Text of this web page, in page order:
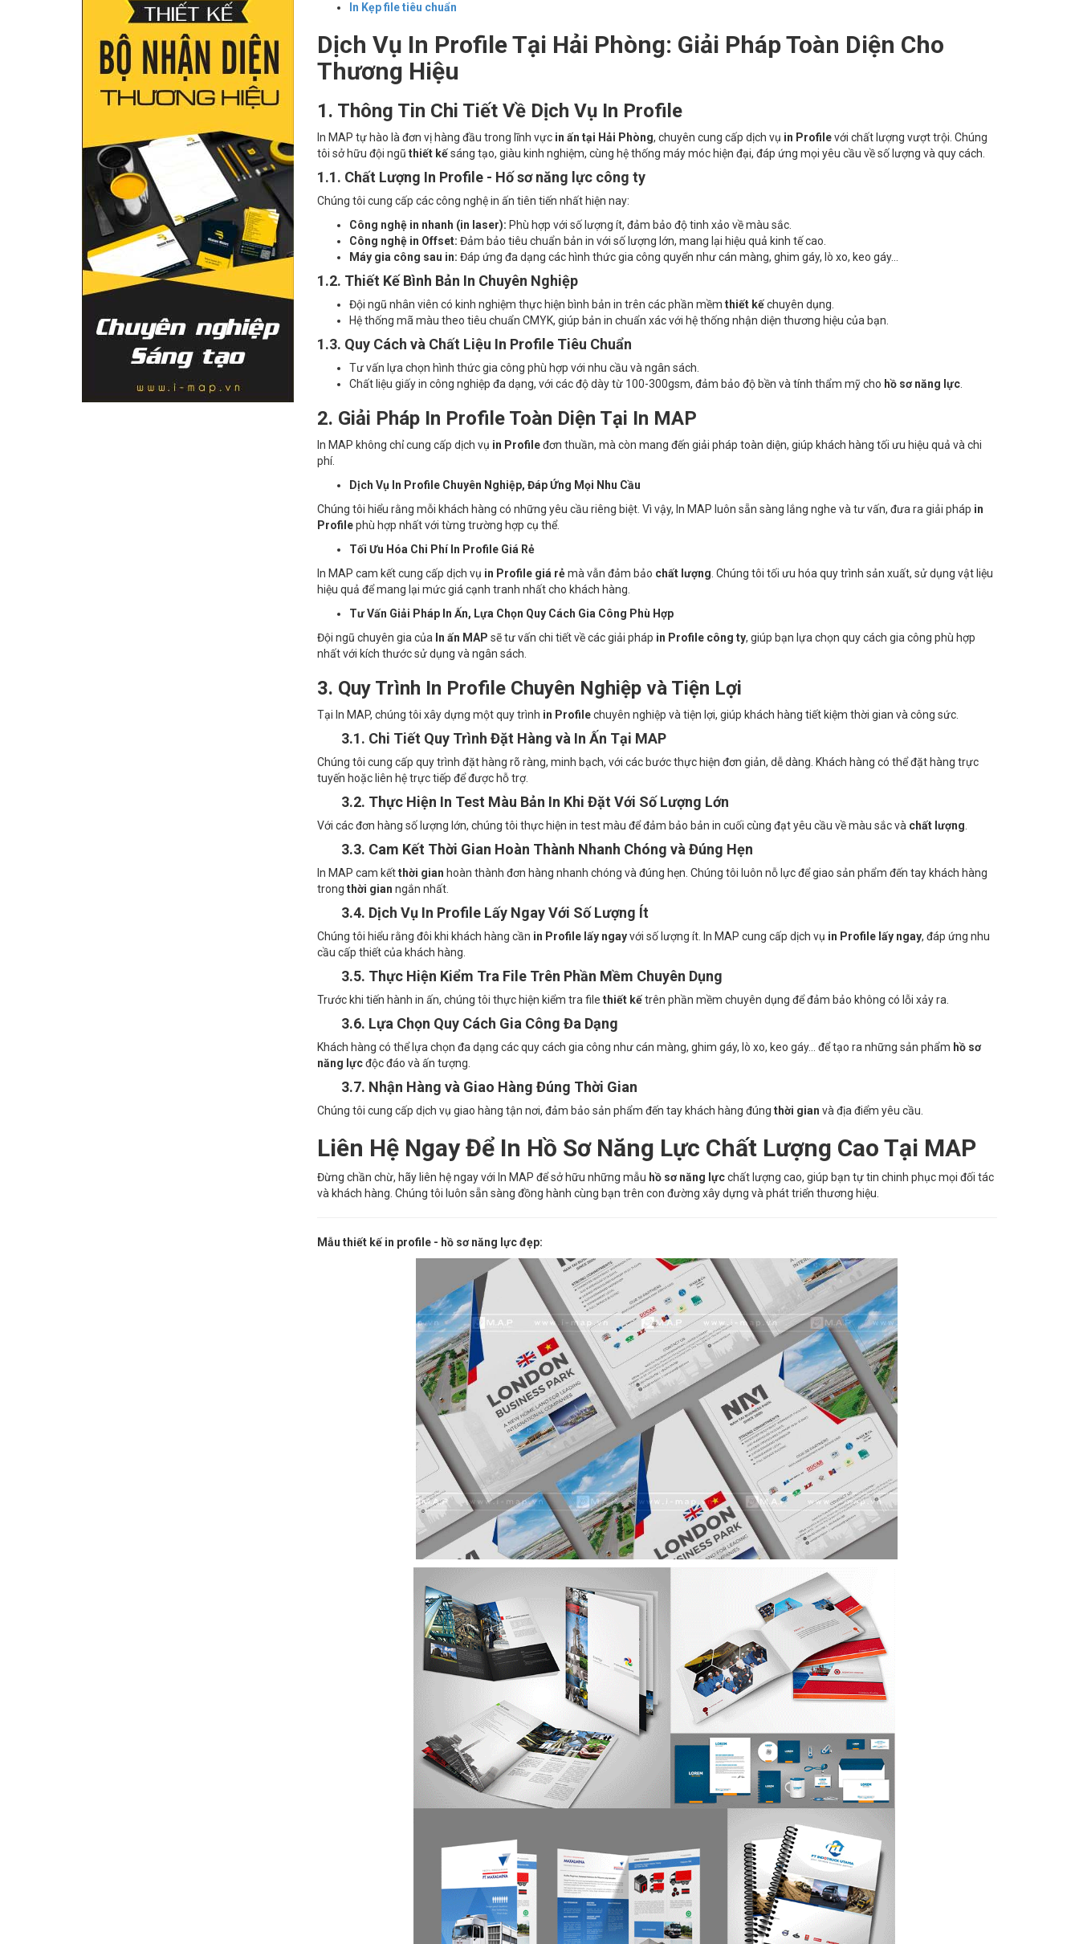
In Kẹp file tiêu chuẩn
Dịch Vụ In Profile Tại Hải Phòng: Giải Pháp Toàn Diện Cho
Thương Hiệu
1. Thông Tin Chi Tiết Về Dịch Vụ In Profile
In MAP tự hào là đơn vị hàng đầu trong lĩnh vực in ấn tại Hải Phòng, chuyên cung cấp dịch vụ in Profilevới chất lượng vượt trội. Chúng
tôi sở hữu đội ngũ thiết kếsáng tạo, giàu kinh nghiệm, cùng hệ thống máy móc hiện đại, đáp ứng mọi yêu cầu về số lượng và quy cách.
1.1. Chất Lượng In Profile - Hố sơ năng lực công ty
Chúng tôi cung cấp các công nghệ in ấn tiên tiến nhất hiện nay:
Công nghệ in nhanh (in laser): Phù hợp với số lượng ít, đảm bảo độ tinh xảo về màu sắc.
Công nghệ in Offset: Đảm bảo tiêu chuẩn bản in với số lượng lớn, mang lại hiệu quả kinh tế cao.
Máy gia công sau in: Đáp ứng đa dạng các hình thức gia công quyển như cán màng, ghim gáy, lò xo, keo gáy…
1.2. Thiết Kế Bình Bản In Chuyên Nghiệp
Đội ngũ nhân viên có kinh nghiệm thực hiện bình bản in trên các phần mềm thiết kếchuyên dụng.
Hệ thống mã màu theo tiêu chuẩn CMYK, giúp bản in chuẩn xác với hệ thống nhận diện thương hiệu của bạn.
1.3. Quy Cách và Chất Liệu In Profile Tiêu Chuẩn
Tư vấn lựa chọn hình thức gia công phù hợp với nhu cầu và ngân sách.
Chất liệu giấy in công nghiệp đa dạng, với các độ dày từ 100-300gsm, đảm bảo độ bền và tính thẩm mỹ cho hồ sơ năng lực.
2. Giải Pháp In Profile Toàn Diện Tại In MAP
In MAP không chỉ cung cấp dịch vụ in Profileđơn thuần, mà còn mang đến giải pháp toàn diện, giúp khách hàng tối ưu hiệu quả và chi
phí.
Dịch Vụ In Profile Chuyên Nghiệp, Đáp Ứng Mọi Nhu Cầu
Chúng tôi hiểu rằng mỗi khách hàng có những yêu cầu riêng biệt. Vì vậy, In MAP luôn sẵn sàng lắng nghe và tư vấn, đưa ra giải pháp in
Profilephù hợp nhất với từng trường hợp cụ thể.
Tối Ưu Hóa Chi Phí In Profile Giá Rẻ
In MAP cam kết cung cấp dịch vụ in Profile giá rẻmà vẫn đảm bảo chất lượng . Chúng tôi tối ưu hóa quy trình sản xuất, sử dụng vật liệu
hiệu quả để mang lại mức giá cạnh tranh nhất cho khách hàng.
Tư Vấn Giải Pháp In Ấn, Lựa Chọn Quy Cách Gia Công Phù Hợp
Đội ngũ chuyên gia của In ấn MAP sẽ tư vấn chi tiết về các giải pháp in Profile công ty, giúp bạn lựa chọn quy cách gia công phù hợp
nhất với kích thước sử dụng và ngân sách.
3. Quy Trình In Profile Chuyên Nghiệp và Tiện Lợi
Tại In MAP, chúng tôi xây dựng một quy trình in Profilechuyên nghiệp và tiện lợi, giúp khách hàng tiết kiệm thời gian và công sức.
3.1. Chi Tiết Quy Trình Đặt Hàng và In Ấn Tại MAP
Chúng tôi cung cấp quy trình đặt hàng rõ ràng, minh bạch, với các bước thực hiện đơn giản, dễ dàng. Khách hàng có thể đặt hàng trực
tuyến hoặc liên hệ trực tiếp để được hỗ trợ.
3.2. Thực Hiện In Test Màu Bản In Khi Đặt Với Số Lượng Lớn
Với các đơn hàng số lượng lớn, chúng tôi thực hiện in test màu để đảm bảo bản in cuối cùng đạt yêu cầu về màu sắc và chất lượng
3.3. Cam Kết Thời Gian Hoàn Thành Nhanh Chóng và Đúng Hẹn
In MAP cam kếtthời gian hoàn thành đơn hàng nhanh chóng và đúng hẹn. Chúng tôi luôn nỗ lực để giao sản phẩm đến tay khách hàng
trong thời gian ngắn nhất.
3.4. Dịch Vụ In Profile Lấy Ngay Với Số Lượng Ít
Chúng tôi hiểu rằng đôi khi khách hàng cần in Profile lấy ngayvới số lượng ít. In MAP cung cấp dịch vụ in Profile lấy ngay, đáp ứng nhu
cầu cấp thiết của khách hàng.
3.5. Thực Hiện Kiểm Tra File Trên Phần Mềm Chuyên Dụng
Trước khi tiến hành in ấn, chúng tôi thực hiện kiểm tra file thiết kếtrên phần mềm chuyên dụng để đảm bảo không có lỗi xảy ra.
3.6. Lựa Chọn Quy Cách Gia Công Đa Dạng
Khách hàng có thể lựa chọn đa dạng các quy cách gia công như cán màng, ghim gáy, lò xo, keo gáy… để tạo ra những sản phẩm hồ sơ
năng lựcđộc đáo và ấn tượng.
3.7. Nhận Hàng và Giao Hàng Đúng Thời Gian
Chúng tôi cung cấp dịch vụ giao hàng tận nơi, đảm bảo sản phẩm đến tay khách hàng đúng thời gian và địa điểm yêu cầu.
Liên Hệ Ngay Để In Hồ Sơ Năng Lực Chất Lượng Cao Tại MAP
Đừng chần chừ, hãy liên hệ ngay với In MAP để sở hữu những mẫu hồ sơ năng lựcchất lượng cao, giúp bạn tự tin chinh phục mọi đối tác
và khách hàng. Chúng tôi luôn sẵn sàng đồng hành cùng bạn trên con đường xây dựng và phát triển thương hiệu.
Mẫu thiết kế in profile - hồ sơ năng lực đẹp: